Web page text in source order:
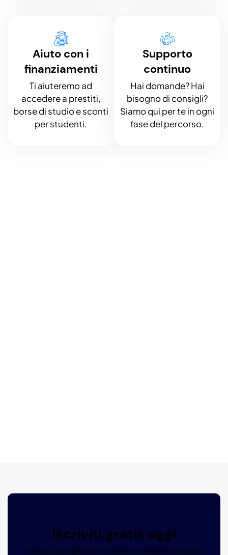
Aiuto con i
finanziamenti
Ti aiuteremo ad
accedere a prestiti,
borse di studio e sconti
per studenti.
Supporto
continuo
Hai domande? Hai
bisogno di consigli?
Siamo qui per te in ogni
fase del percorso.
Iscriviti gratis oggi
Unisciti a migliaia di studenti che hanno reso la